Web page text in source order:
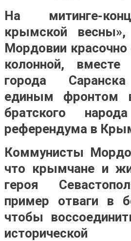
На митинге-
крымской
Мордовии
колонной,
города
единым фронтом
братского
референдума в
Коммунисты
что крымчане и
героя
пример отваги в
чтобы